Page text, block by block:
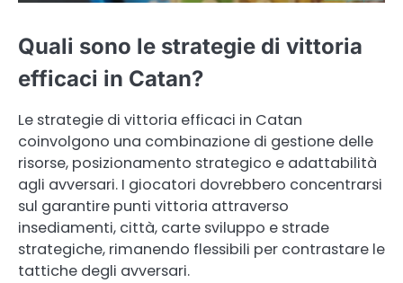
Quali sono le strategie di vittoria
efficaci in Catan?
Le strategie di vittoria efficaci in Catan
coinvolgono una combinazione di gestione delle
risorse, posizionamento strategico e adattabilità
agli avversari. I giocatori dovrebbero concentrarsi
sul garantire punti vittoria attraverso
insediamenti, città, carte sviluppo e strade
strategiche, rimanendo flessibili per contrastare le
tattiche degli avversari.